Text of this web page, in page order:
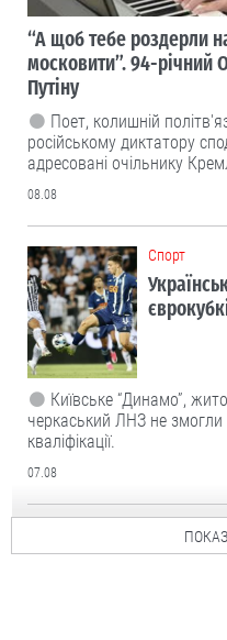
“А щоб тебе роздерли
московити”. 94-річний
Путіну
Поет, колишній
російському диктатору
адресовані очільнику
08.08
Cпорт
Київське “Динамо”,
черкаський ЛНЗ не змогли
кваліфікації.
07.08